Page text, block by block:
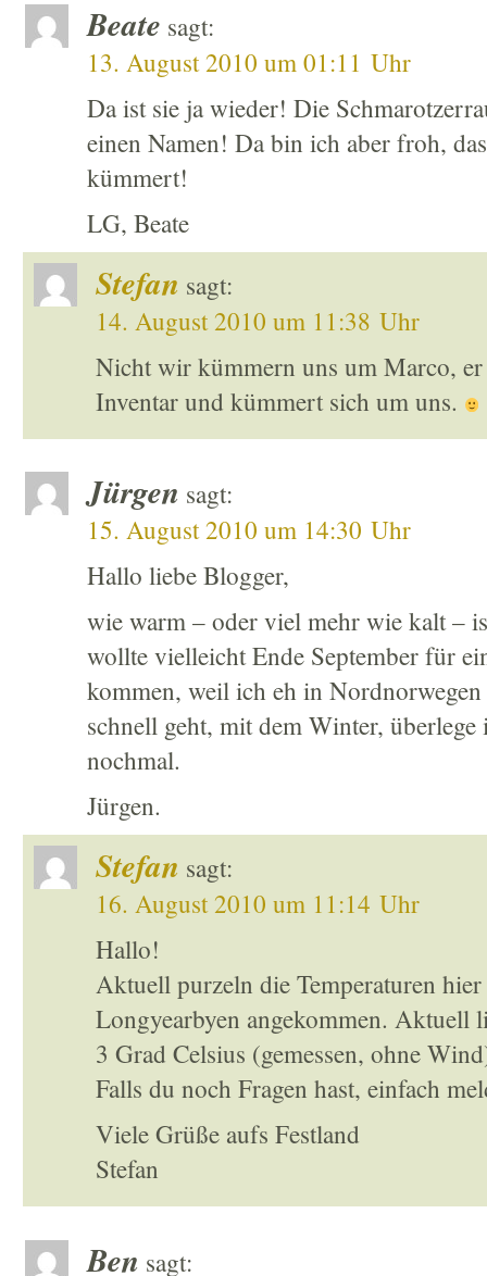
Beate sagt:
13. August 2010 um 01:11 Uhr
Da ist sie ja wieder! Die
einen Namen! Da bin ich aber froh,
kümmert!
LG, Beate
Stefan sagt:
14. August 2010 um 11:38 Uhr
Nicht wir kümmern uns um Marco,
Inventar und kümmert sich um uns.
Jürgen sagt:
15. August 2010 um 14:30 Uhr
Hallo liebe Blogger,
wie warm – oder viel mehr wie kalt –
wollte vielleicht Ende September für
kommen, weil ich eh in
schnell geht, mit dem Winter,
nochmal.
Jürgen.
Stefan sagt:
16. August 2010 um 11:14 Uhr
Hallo!
Aktuell purzeln die Temperaturen
Longyearbyen angekommen. Aktuell
3 Grad Celsius (gemessen, ohne
Falls du noch Fragen hast, einfach
Viele Grüße aufs Festland
Stefan
Ben sagt: